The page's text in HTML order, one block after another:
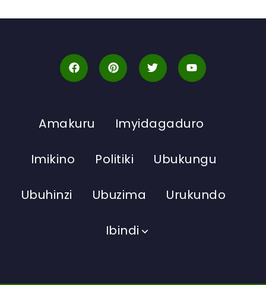
Amakuru Imyidagaduro
Imikino Politiki Ubukungu
Ubuhinzi Ubuzima Urukundo
Ibindi